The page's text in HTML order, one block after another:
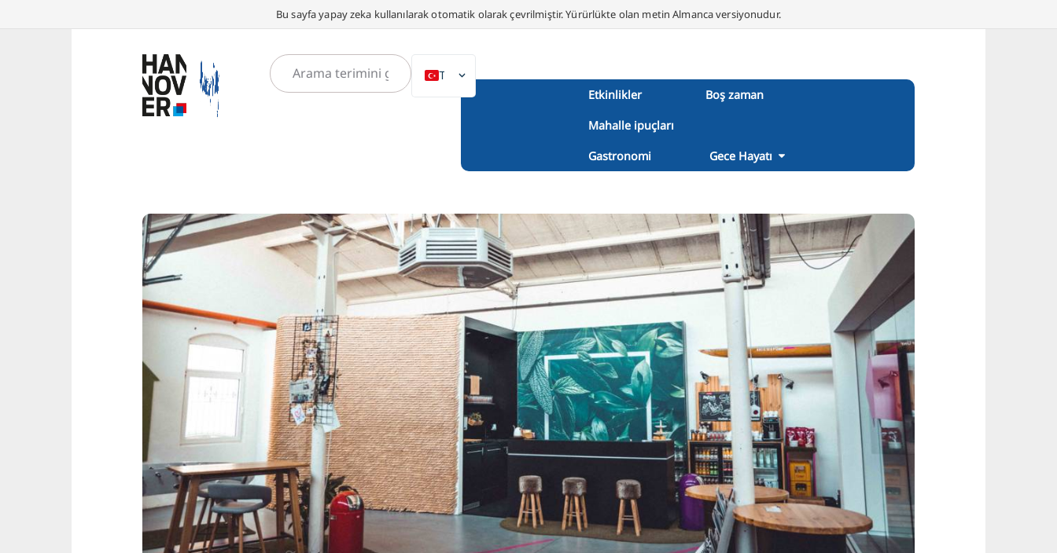
Bu sayfa yapay zeka kullanılarak otomatik olarak çevrilmiştir. Yürürlükte olan metin Almanca versiyonudur.
DE
IT
DA
SV
FR
PT
RU
FI
ZH
KO
JA
UK
BG
Etkinlikler Boş zaman
Mahalle ipuçları
Gastronomi Gece Hayatı